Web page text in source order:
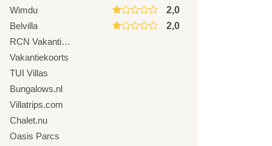
Wimdu
2,0
Belvilla
2,0
RCN Vakantieparken
Vakantiekoorts
TUI Villas
Bungalows.nl
Villatrips.com
Chalet.nu
Oasis Parcs